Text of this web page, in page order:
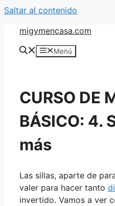
Saltar al contenido
migymencasa.com
Menú
CURSO DE
BÁSICO: 4.
más
Las sillas, aparte de
valer para hacer tanto
invertido. Vamos a ver